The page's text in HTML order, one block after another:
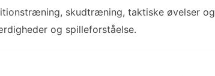
skudtræning, taktiske øvelser og
og spilleforståelse.